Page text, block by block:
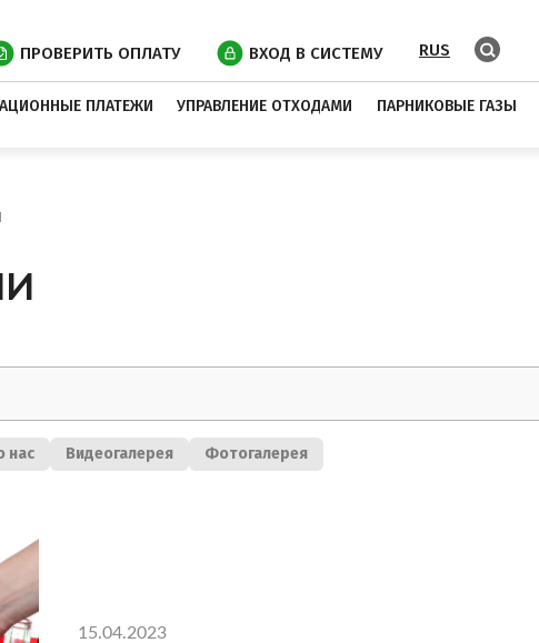
ПРОВЕРИТЬ ОПЛАТУ ВХОД В СИСТЕМУ RUS
ПЛАТЕЖИ УПРАВЛЕНИЕ ОТХОДАМИ ПАРНИКОВЫЕ ГАЗЫ
нас Видеогалерея Фотогалерея
15.04.2023